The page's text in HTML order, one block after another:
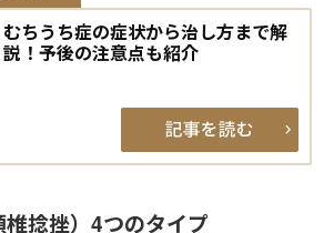
むちうち症の症状から治し方まで解
説！予後の注意点も紹介
捻挫）4つのタイプ